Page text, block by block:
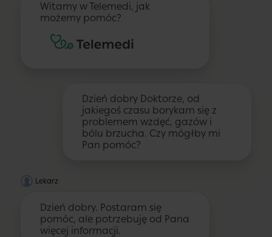
Witamy w Telemedi, jak
możemy pomóc?
Dzień dobry Doktorze, od
jakiegoś czasu borykam się z
problemem wzdęć, gazów i
bólu brzucha. Czy mógłby mi
Pan pomóc?
Lekarz
Dzień dobry. Postaram się
pomóc, ale potrzebuję od Pana
więcej informacji.